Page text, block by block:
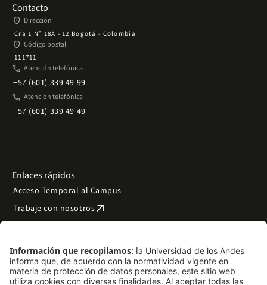
Contacto
place Dirección
Cra 1 Nº 18A - 12 Bogotá - Colombia
place Código postal
111711
phone Atención telefónica
+57 (601) 339 49 99
phone Atención telefónica
+57 (601) 339 49 49
Enlaces rápidos
Acceso Temporal al Campus
Trabaje con nosotrosarrow_outward
Preguntas frecuentes
Filantropía y donacionesarrow_outward
Mapa del sitio